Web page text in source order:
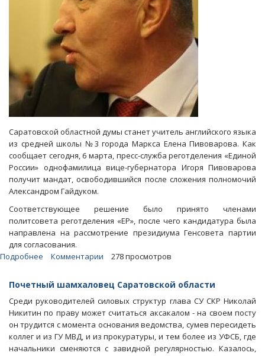
Саратовской областной думы станет учитель английского языка
из средней школы №3 города Маркса Елена Пивоварова. Как
сообщает сегодня, 6 марта, пресс-служба реготделения «Единой
России» однофамилица вице-губернатора Игоря Пивоварова
получит мандат, освободившийся после сложения полномочий
Александром Гайдуком.
Соответствующее решение было принято членами
политсовета реготделения «ЕР», после чего кандидатура была
направлена на рассмотрение президиума Генсовета партии
для согласования.
Подробнее
Гайдука
облдуме
займет
однофамилица
вице-
губернатора
Комментарии 278 просмотров
Почетный шамхаловец Саратовской области
Среди руководителей силовых структур глава СУ СКР Николай
Никитин по праву может считаться аксакалом - на своем посту
он трудится с момента основания ведомства, сумев пересидеть
коллег и из ГУ МВД, и из прокуратуры, и тем более из УФСБ, где
начальники сменяются с завидной регулярностью. Казалось,